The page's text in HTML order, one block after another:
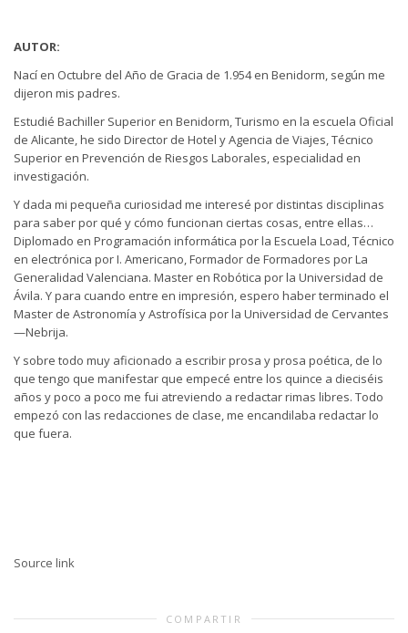
AUTOR:
Nací en Octubre del Año de Gracia de 1.954 en Benidorm, según me
dijeron mis padres.
Estudié Bachiller Superior en Benidorm, Turismo en la escuela Oficial
de Alicante, he sido Director de Hotel y Agencia de Viajes, Técnico
Superior en Prevención de Riesgos Laborales, especialidad en
investigación.
Y dada mi pequeña curiosidad me interesé por distintas disciplinas
para saber por qué y cómo funcionan ciertas cosas, entre ellas…
Diplomado en Programación informática por la Escuela Load, Técnico
en electrónica por I. Americano, Formador de Formadores por La
Generalidad Valenciana. Master en Robótica por la Universidad de
Ávila. Y para cuando entre en impresión, espero haber terminado el
Master de Astronomía y Astrofísica por la Universidad de Cervantes
—Nebrija.
Y sobre todo muy aficionado a escribir prosa y prosa poética, de lo
que tengo que manifestar que empecé entre los quince a dieciséis
años y poco a poco me fui atreviendo a redactar rimas libres. Todo
empezó con las redacciones de clase, me encandilaba redactar lo
que fuera.
Source link
COMPARTIR